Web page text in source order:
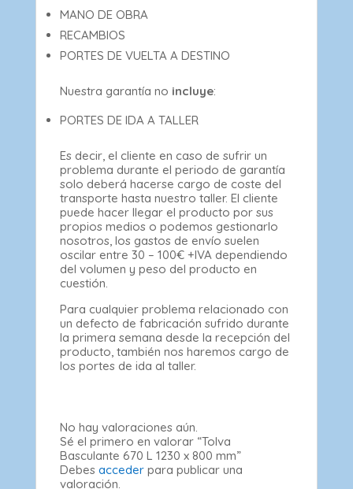
MANO DE OBRA
RECAMBIOS
PORTES DE VUELTA A DESTINO
Nuestra garantía no incluye:
PORTES DE IDA A TALLER
Es decir, el cliente en caso de sufrir un
problema durante el periodo de garantía
solo deberá hacerse cargo de coste del
transporte hasta nuestro taller. El cliente
puede hacer llegar el producto por sus
propios medios o podemos gestionarlo
nosotros, los gastos de envío suelen
oscilar entre 30 – 100€ +IVA dependiendo
del volumen y peso del producto en
cuestión.
Para cualquier problema relacionado con
un defecto de fabricación sufrido durante
la primera semana desde la recepción del
producto, también nos haremos cargo de
los portes de ida al taller.
No hay valoraciones aún.
Sé el primero en valorar “Tolva
Basculante 670 L 1230 x 800 mm”
Debes accederpara publicar una
valoración.